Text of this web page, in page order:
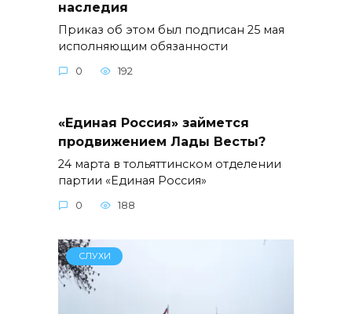
наследия
Приказ об этом был подписан 25 мая
исполняющим обязанности
0 192
«Единая Россия» займется
продвижением Лады Весты?
24 марта в тольяттинском отделении
партии «Единая Россия»
0 188
СЛУХИ